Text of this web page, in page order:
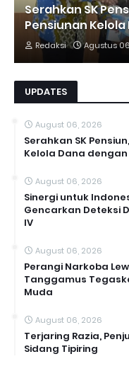
Serahkan SK
Pensiunan
Redaksi Agustus
UPDATES
August 06, 2026
Serahkan SK
Kelola Dana dengan
August 06, 2026
Sinergi untuk
Gencarkan Deteksi
IV
August 06, 2026
Perangi Narkoba
Tanggamus
Muda
August 06, 2026
Terjaring Razia,
Sidang Tipiring